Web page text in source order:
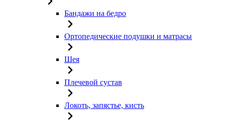
Бандажи на бедро
Ортопедические подушки и матрасы
Шея
Плечевой сустав
Локоть, запястье, кисть